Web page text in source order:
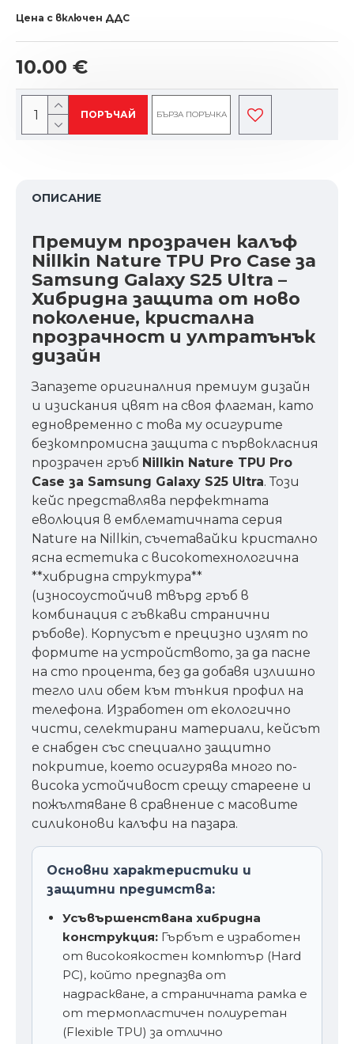
10.00 €
Цена с включен ДДС
ПОРЪЧАЙ БЪРЗА ПОРЪЧКА
ОПИСАНИЕ
Премиум прозрачен калъф
Nillkin Nature TPU Pro Case за
Samsung Galaxy S25 Ultra –
Хибридна защита от ново
поколение, кристална
прозрачност и ултратънък
дизайн
Запазете оригиналния премиум дизайн
и изискания цвят на своя флагман, като
едновременно с това му осигурите
безкомпромисна защита с първокласния
прозрачен гръб Nillkin Nature TPU Pro
Case за Samsung Galaxy S25 Ultra. Този
кейс представлява перфектната
еволюция в емблематичната серия
Nature на Nillkin, съчетавайки кристално
ясна естетика с високотехнологична
**хибридна структура**
(износоустойчив твърд гръб в
комбинация с гъвкави странични
ръбове). Корпусът е прецизно излят по
формите на устройството, за да пасне
на сто процента, без да добавя излишно
тегло или обем към тънкия профил на
телефона. Изработен от екологично
чисти, селектирани материали, кейсът
е снабден със специално защитно
покритие, което осигурява много по-
висока устойчивост срещу стареене и
пожълтяване в сравнение с масовите
силиконови калъфи на пазара.
Основни характеристики и
защитни предимства:
Усъвършенствана хибридна
конструкция: Гърбът е изработен
от високоякостен компютър (Hard
PC), който предпазва от
надраскване, а страничната рамка е
от термопластичен полиуретан
(Flexible TPU) за отлично